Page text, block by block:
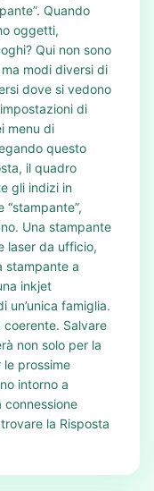
Quando
oggetti,
Qui non sono
modi diversi di
dove si vedono
di
menu di
questo
il quadro
gli indizi in
Una stampante
laser da ufficio,
stampante a
inkjet
un’unica famiglia.
coerente. Salvare
non solo per la
prossime
intorno a
connessione
la Risposta